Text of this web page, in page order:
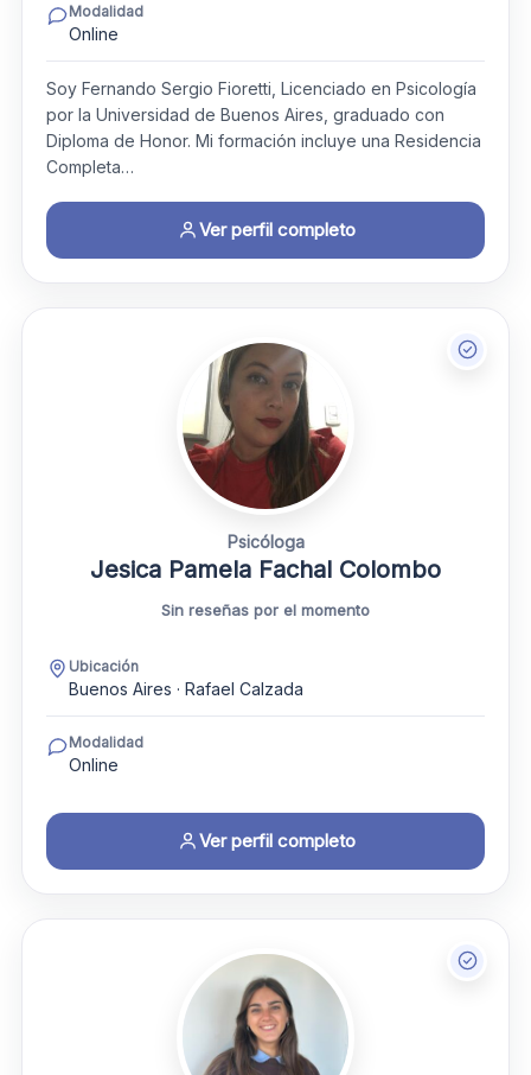
Modalidad
Online
Soy Fernando Sergio Fioretti, Licenciado en Psicología
por la Universidad de Buenos Aires, graduado con
Diploma de Honor. Mi formación incluye una Residencia
Completa…
Ver perfil completo
Psicóloga
Jesica Pamela Fachal Colombo
Sin reseñas por el momento
Ubicación
Buenos Aires · Rafael Calzada
Modalidad
Online
Ver perfil completo